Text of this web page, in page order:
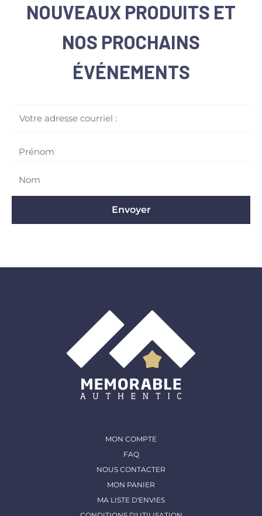
NOUVEAUX PRODUITS ET
NOS PROCHAINS
ÉVÉNEMENTS
Votre adresse courriel :
Envoyer
MON COMPTE
FAQ
NOUS CONTACTER
MON PANIER
MA LISTE D'ENVIES